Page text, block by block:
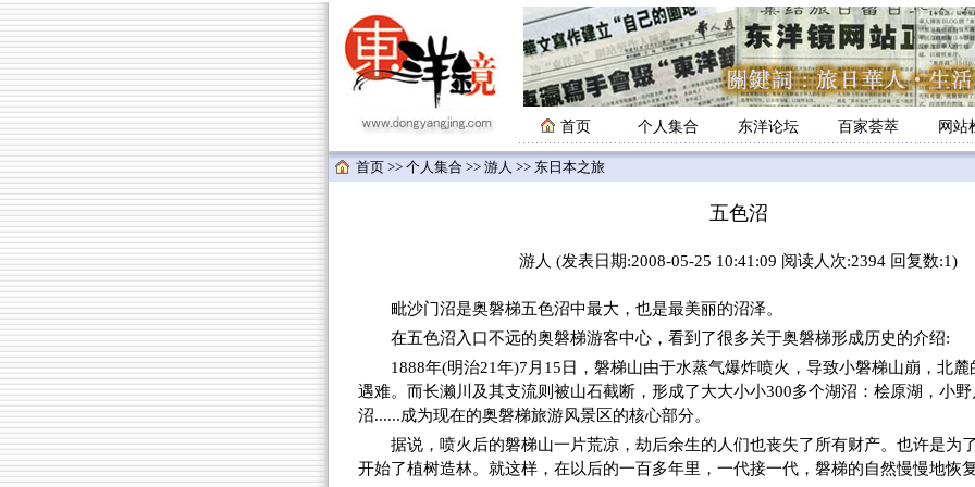
首页 个人集合 东洋论坛 百家荟萃 网站
首页 >> 个人集合 >> 游人 >> 东日本之旅
五色沼
游人 (发表日期:2008-05-25 10:41:09 阅读人次:2394 回复数:1)
毗沙门沼是奥磐梯五色沼中最大，也是最美丽的沼泽。
在五色沼入口不远的奥磐梯游客中心，看到了很多关于奥磐梯形成历史的介绍:
1888年(明治21年)7月15日，磐梯山由于水蒸气爆炸喷火，导致小磐梯山崩，北麓
遇难。而长濑川及其支流则被山石截断，形成了大大小小300多个湖沼：桧原湖，小
沼......成为现在的奥磐梯旅游风景区的核心部分。
据说，喷火后的磐梯山一片荒凉，劫后余生的人们也丧失了所有财产。也许是为
开始了植树造林。就这样，在以后的一百多年里，一代接一代，磐梯的自然慢慢地恢